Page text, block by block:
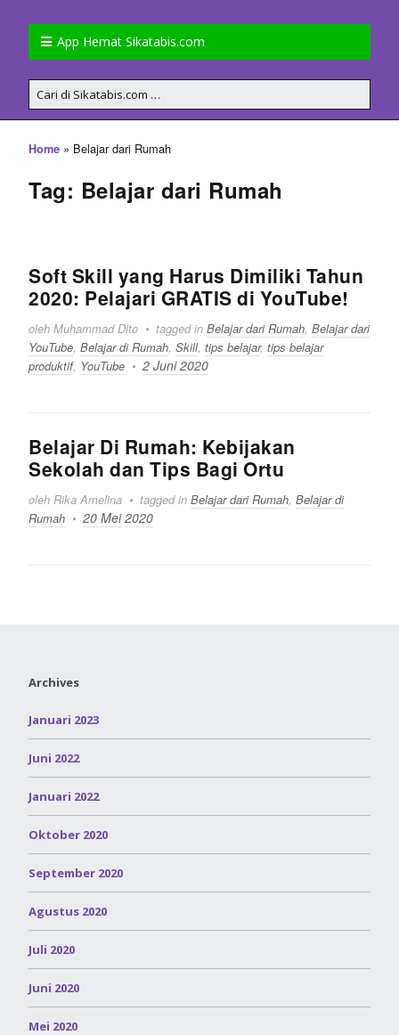
App Hemat Sikatabis.com
Home » Belajar dari Rumah
Tag: Belajar dari Rumah
Soft Skill yang Harus Dimiliki Tahun
2020: Pelajari GRATIS di YouTube!
oleh Muhammad Dito tagged in Belajar dari Rumah, Belajar dari
YouTube, Belajar di Rumah, Skill, tips belajar, tips belajar
produktif, YouTube 2 Juni 2020
Belajar Di Rumah: Kebijakan
Sekolah dan Tips Bagi Ortu
oleh Rika Amelina tagged in Belajar dari Rumah, Belajar di
Rumah
20 Mei 2020
Archives
Januari 2023
Juni 2022
Januari 2022
Oktober 2020
September 2020
Agustus 2020
Juli 2020
Juni 2020
Mei 2020